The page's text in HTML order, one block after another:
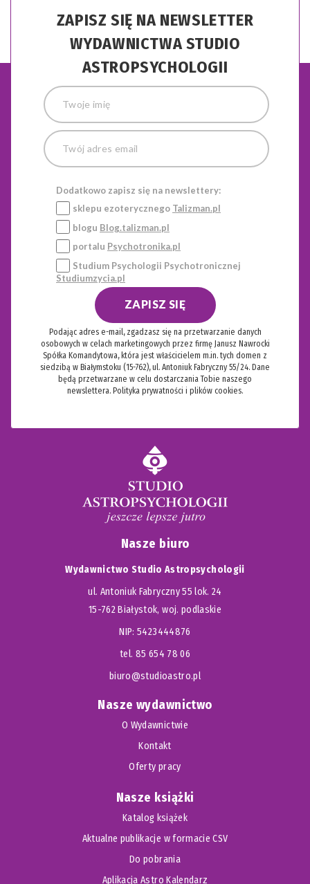
ZAPISZ SIĘ NA NEWSLETTER
WYDAWNICTWA STUDIO
ASTROPSYCHOLOGII
Dodatkowo zapisz się na newslettery:
sklepu ezoterycznego Talizman.pl
blogu Blog.talizman.pl
portalu Psychotronika.pl
Studium Psychologii Psychotronicznej
Studiumzycia.pl
ZAPISZ SIĘ
Podając adres e-mail, zgadzasz się na przetwarzanie danych
osobowych w celach marketingowych przez firmę Janusz Nawrocki
Spółka Komandytowa, która jest właścicielem m.in. tych domen z
siedzibą w Białymstoku (15-762), ul. Antoniuk Fabryczny 55/24. Dane
będą przetwarzane w celu dostarczania Tobie naszego
newslettera. Polityka prywatności i plików cookies.
Nasze biuro
Wydawnictwo Studio Astropsychologii
ul. Antoniuk Fabryczny 55 lok. 24
15-762 Białystok, woj. podlaskie
NIP: 5423444876
tel. 85 654 78 06
biuro@studioastro.pl
Nasze wydawnictwo
O Wydawnictwie
Kontakt
Oferty pracy
Nasze książki
Katalog książek
Aktualne publikacje w formacie CSV
Do pobrania
Aplikacja Astro Kalendarz